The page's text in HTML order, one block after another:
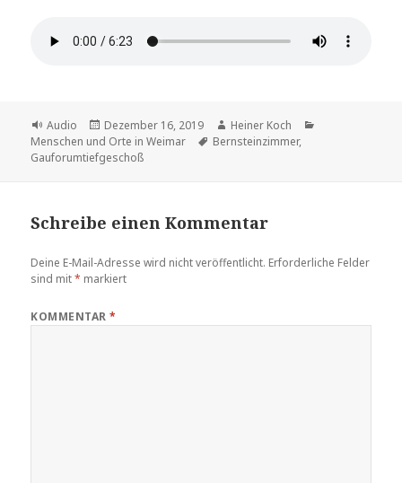
Format
Audio
Veröffentlicht
am
Dezember 16, 2019 Autor
Heiner Koch
Menschen und Orte in Weimar
Schlagwörter
Bernsteinzimmer,
Gauforumtiefgeschoß
Schreibe einen Kommentar
Deine E-Mail-Adresse wird nicht veröffentlicht. Erforderliche Felder
sind mit* markiert
KOMMENTAR*